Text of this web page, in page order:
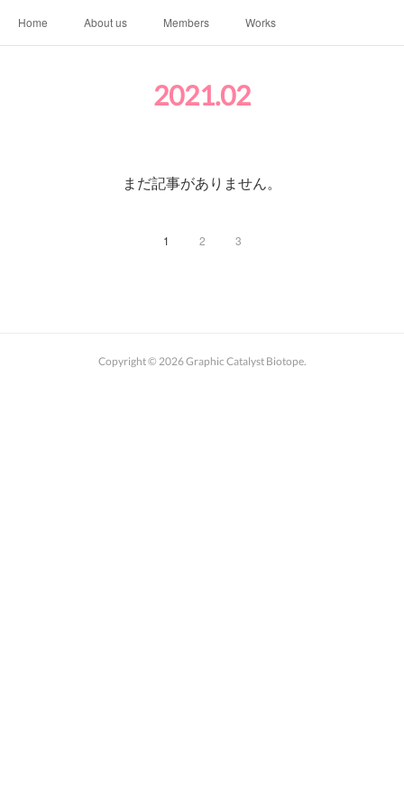
Home About us Members Works
2021.02
まだ記事がありません。
1 2 3
Copyright © 2026Graphic Catalyst Biotope.